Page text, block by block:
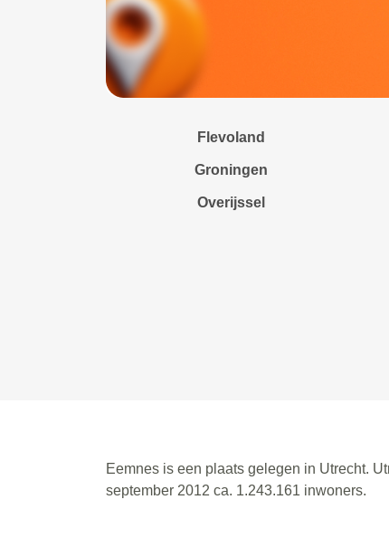
Flevoland
Groningen
Overijssel
Eemnes is een plaats gelegen in Utrecht.
september 2012 ca. 1.243.161 inwoners.